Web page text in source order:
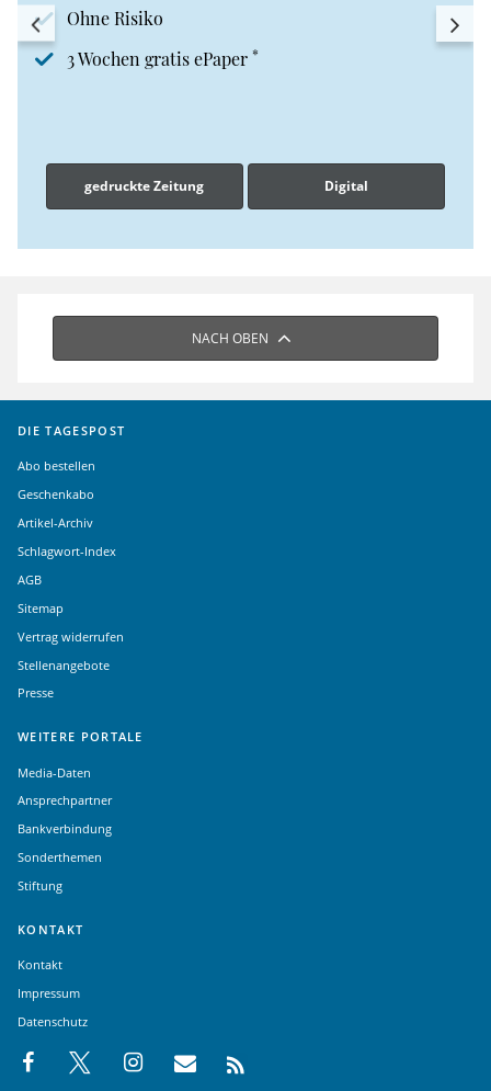
Ohne Risiko
3 Wochen gratis ePaper *
gedruckte Zeitung Digital
NACH OBEN
DIE TAGESPOST
Abo bestellen
Geschenkabo
Artikel-Archiv
Schlagwort-Index
AGB
Sitemap
Vertrag widerrufen
Stellenangebote
Presse
WEITERE PORTALE
Media-Daten
Ansprechpartner
Bankverbindung
Sonderthemen
Stiftung
KONTAKT
Kontakt
Impressum
Datenschutz